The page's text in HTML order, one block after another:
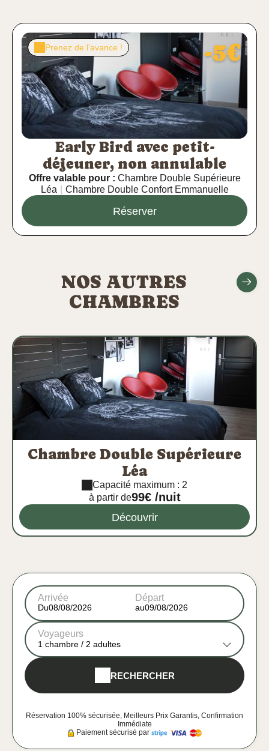
Prenez de l'avance ! -5€
Early Bird avec petit-
déjeuner, non annulable
Offre valable pour : Chambre Double Supérieure
Léa
Chambre Double Confort Emmanuelle
Réserver
NOS AUTRES
CHAMBRES
Chambre Double Supérieure
Léa
Capacité maximum : 2
à partir de99€ /nuit
Découvrir
Arrivée
Du
Départ
au
Voyageurs
1 chambre / 2 adultes
RECHERCHER
Réservation 100% sécurisée, Meilleurs Prix Garantis, Confirmation
Immédiate
Paiement sécurisé par